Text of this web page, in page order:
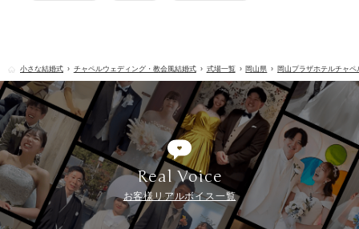
小さな結婚式 チャペルウェディング・教会風結婚式 式場一覧 岡山県 岡山プラザホテルチャペ
Real Voice
お客様リアルボイス一覧